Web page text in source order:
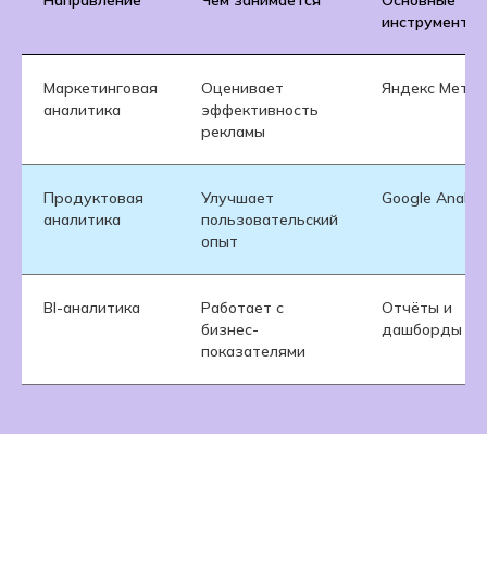
инструменты
Маркетинговая
аналитика
Оценивает
эффективность
рекламы
Яндекс
Продуктовая
аналитика
Улучшает
пользовательский
опыт
Google
BI-аналитика
Работает с
бизнес-
показателями
Отчёты и
дашборды